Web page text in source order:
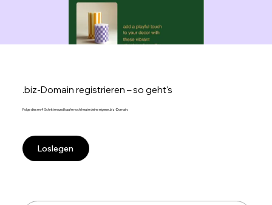
.biz-Domain registrieren – so geht's
Folge diesen 4 Schritten und kaufe noch heute deine eigene .biz-Domain:
Loslegen